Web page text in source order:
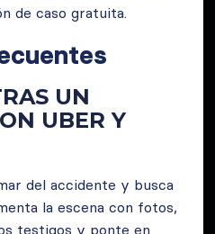
de caso gratuita.
UN
UBER Y
del accidente y busca
la escena con fotos,
testigos y ponte en